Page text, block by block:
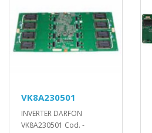
VK8A230501
INVERTER DARFON
VK8A230501 Cod. -